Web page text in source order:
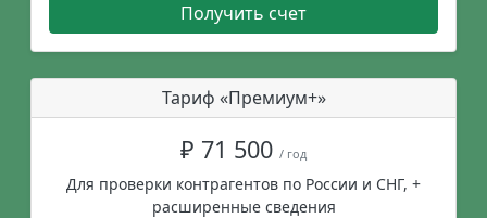
Получить счет
Тариф «Премиум+»
₽ 71 500 / год
Для проверки контрагентов по России и СНГ, +
расширенные сведения